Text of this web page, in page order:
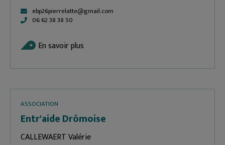
ebp26pierrelatte@gmail.com
06 62 38 38 50
En savoir plus
ASSOCIATION
Entr'aide Drômoise
CALLEWAERT Valérie